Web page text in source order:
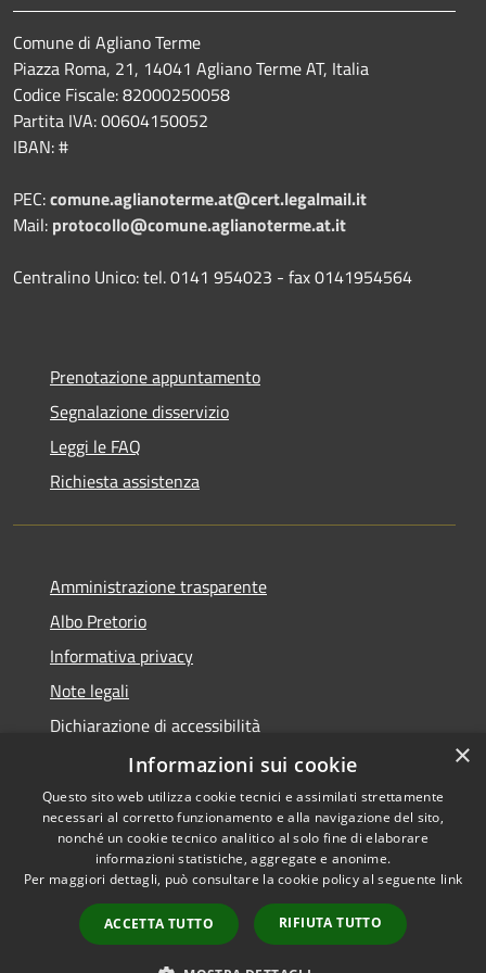
Comune di Agliano Terme
Piazza Roma, 21, 14041 Agliano Terme AT, Italia
Codice Fiscale: 82000250058
Partita IVA: 00604150052
IBAN: #
PEC:comune.aglianoterme.at@cert.legalmail.it
Mail: protocollo@comune.aglianoterme.at.it
Centralino Unico: tel. 0141 954023 - fax 0141954564
Prenotazione appuntamento
Segnalazione disservizio
Leggi le FAQ
Richiesta assistenza
Amministrazione trasparente
Albo Pretorio
Informativa privacy
Note legali
Dichiarazione di accessibilità
Accessibilità
Privacy
Mappa del sito
Comune convenzionato
Astigov
Progetto|Convenzione|
Adesioni
×
Informazioni sui cookie
Questo sito web utilizza cookie tecnici e assimilati strettamente
necessari al corretto funzionamento e alla navigazione del sito,
nonché un cookie tecnico analitico al solo fine di elaborare
informazioni statistiche, aggregate e anonime.
Per maggiori dettagli, può consultare la cookie policy al seguente link
ACCETTA TUTTO RIFIUTA TUTTO